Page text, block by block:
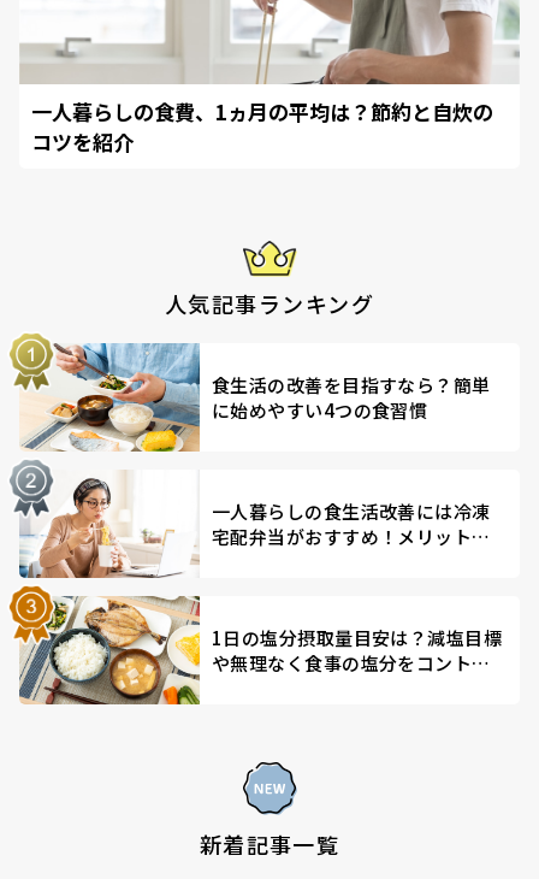
一人暮らしの食費、1ヵ月の平均は？節約と自炊の
コツを紹介
人気記事ランキング
食生活の改善を目指すなら？簡単
に始めやすい4つの食習慣
一人暮らしの食生活改善には冷凍
宅配弁当がおすすめ！メリットを
1日の塩分摂取量目安は？減塩目標
や無理なく食事の塩分をコントロ
新着記事一覧